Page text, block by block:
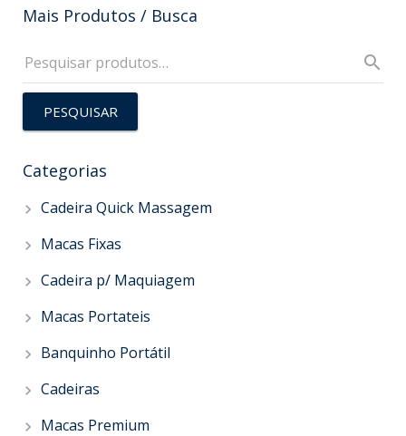
Mais Produtos / Busca
PESQUISAR
Categorias
Cadeira Quick Massagem
Macas Fixas
Cadeira p/ Maquiagem
Macas Portateis
Banquinho Portátil
Cadeiras
Macas Premium